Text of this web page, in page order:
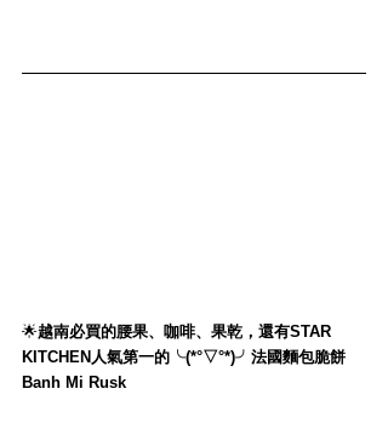
🌟越南必買的腰果、咖啡、果乾，還有STAR
KITCHEN人氣第一的╰(*°▽°*)╯法國麵包脆餅
Banh Mi Rusk